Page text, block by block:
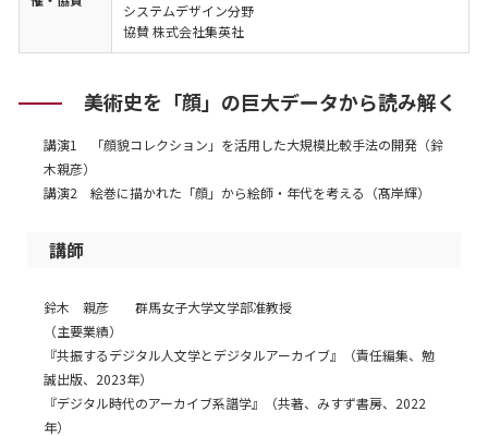
システムデザイン分野
協賛 株式会社集英社
美術史を「顔」の巨大データから読み解く
講演1 「顔貌コレクション」を活用した大規模比較手法の開発（鈴
木親彦）
講演2 絵巻に描かれた「顔」から絵師・年代を考える（髙岸輝）
講師
鈴木 親彦 群馬女子大学文学部准教授
（主要業績）
『共振するデジタル人文学とデジタルアーカイブ』（責任編集、勉
誠出版、2023年）
『デジタル時代のアーカイブ系譜学』（共著、みすず書房、2022
年）